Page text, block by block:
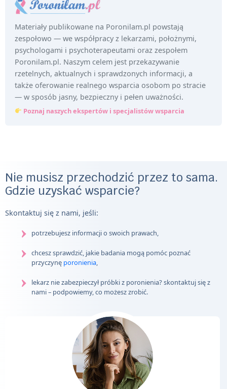
Materiały publikowane na Poronilam.pl powstają
zespołowo — we współpracy z lekarzami, położnymi,
psychologami i psychoterapeutami oraz zespołem
Poronilam.pl. Naszym celem jest przekazywanie
rzetelnych, aktualnych i sprawdzonych informacji, a
także oferowanie realnego wsparcia osobom po stracie
— w sposób jasny, bezpieczny i pełen uważności.
Poznaj naszych ekspertów i specjalistów wsparcia
Nie musisz przechodzić przez to sama.
Gdzie uzyskać wsparcie?
Skontaktuj się z nami, jeśli:
potrzebujesz informacji o swoich prawach,
chcesz sprawdzić, jakie badania mogą pomóc poznać
przyczynę poronienia,
lekarz nie zabezpieczył próbki z poronienia? skontaktuj się z
nami – podpowiemy, co możesz zrobić.